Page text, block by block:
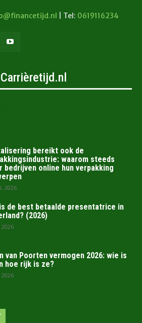
| Tel: 0619116234
bereikt ook de
waarom steeds
bedrijven online hun verpakking
2026
de best betaalde presentatrice in
(2026)
2026
van Poorten vermogen 2026: wie is
hoe rijk is ze?
2026